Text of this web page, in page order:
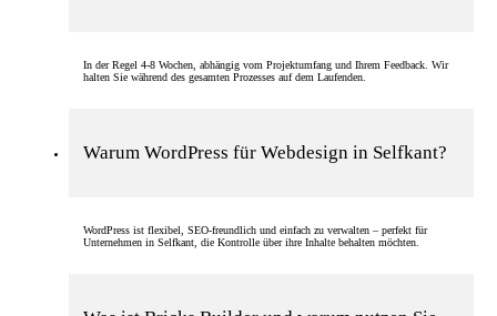
In der Regel 4-8 Wochen, abhängig vom Projektumfang und Ihrem Feedback. Wir
halten Sie während des gesamten Prozesses auf dem Laufenden.
Warum WordPress für Webdesign in Selfkant?
WordPress ist flexibel, SEO-freundlich und einfach zu verwalten – perfekt für
Unternehmen in Selfkant, die Kontrolle über ihre Inhalte behalten möchten.